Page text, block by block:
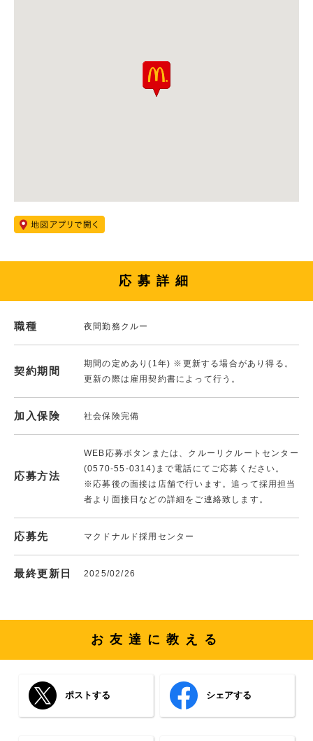
応募詳細
職種 夜間勤務クルー
契約期間
期間の定めあり(1年) ※更新する場合があり得る。
更新の際は雇用契約書によって行う。
加入保険 社会保険完備
応募方法
WEB応募ボタンまたは、クルーリクルートセンター
(0570-55-0314)まで電話にてご応募ください。
※応募後の面接は店舗で行います。追って採用担当
者より面接日などの詳細をご連絡致します。
応募先 マクドナルド採用センター
最終更新日 2025/02/26
お友達に教える
ポストする シェアする